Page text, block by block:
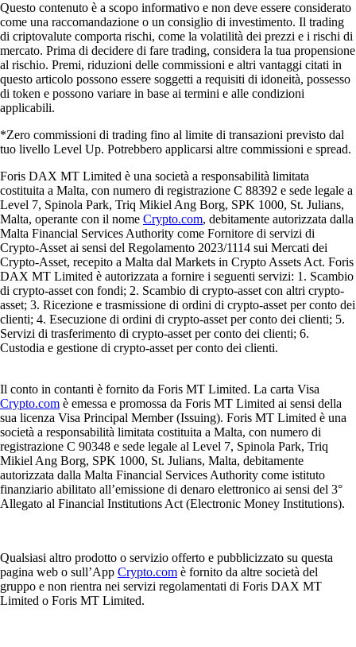
Questo contenuto è a scopo informativo e non deve essere considerato
come una raccomandazione o un consiglio di investimento. Il trading
di criptovalute comporta rischi, come la volatilità dei prezzi e i rischi di
mercato. Prima di decidere di fare trading, considera la tua propensione
al rischio. Premi, riduzioni delle commissioni e altri vantaggi citati in
questo articolo possono essere soggetti a requisiti di idoneità, possesso
di token e possono variare in base ai termini e alle condizioni
applicabili.
*Zero commissioni di trading fino al limite di transazioni previsto dal
tuo livello Level Up. Potrebbero applicarsi altre commissioni e spread.
Foris DAX MT Limited è una società a responsabilità limitata
costituita a Malta, con numero di registrazione C 88392 e sede legale a
Level 7, Spinola Park, Triq Mikiel Ang Borg, SPK 1000, St. Julians,
Malta, operante con il nome Crypto.com, debitamente autorizzata dalla
Malta Financial Services Authority come Fornitore di servizi di
Crypto-Asset ai sensi del Regolamento 2023/1114 sui Mercati dei
Crypto-Asset, recepito a Malta dal Markets in Crypto Assets Act. Foris
DAX MT Limited è autorizzata a fornire i seguenti servizi: 1. Scambio
di crypto-asset con fondi; 2. Scambio di crypto-asset con altri crypto-
asset; 3. Ricezione e trasmissione di ordini di crypto-asset per conto dei
clienti; 4. Esecuzione di ordini di crypto-asset per conto dei clienti; 5.
Servizi di trasferimento di crypto-asset per conto dei clienti; 6.
Custodia e gestione di crypto-asset per conto dei clienti.
Il conto in contanti è fornito da Foris MT Limited. La carta Visa
Crypto.com è emessa e promossa da Foris MT Limited ai sensi della
sua licenza Visa Principal Member (Issuing). Foris MT Limited è una
società a responsabilità limitata costituita a Malta, con numero di
registrazione C 90348 e sede legale al Level 7, Spinola Park, Triq
Mikiel Ang Borg, SPK 1000, St. Julians, Malta, debitamente
autorizzata dalla Malta Financial Services Authority come istituto
finanziario abilitato all’emissione di denaro elettronico ai sensi del 3°
Allegato al Financial Institutions Act (Electronic Money Institutions).
Qualsiasi altro prodotto o servizio offerto e pubblicizzato su questa
pagina web o sull’App Crypto.com è fornito da altre società del
gruppo e non rientra nei servizi regolamentati di Foris DAX MT
Limited o Foris MT Limited.